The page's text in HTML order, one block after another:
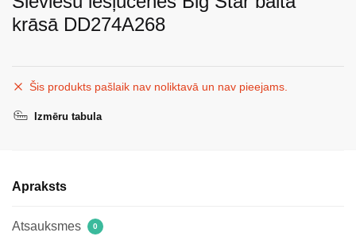
krāsā DD274A268
Šis produkts pašlaik nav noliktavā un nav pieejams.
Izmēru tabula
Apraksts
Atsauksmes 0